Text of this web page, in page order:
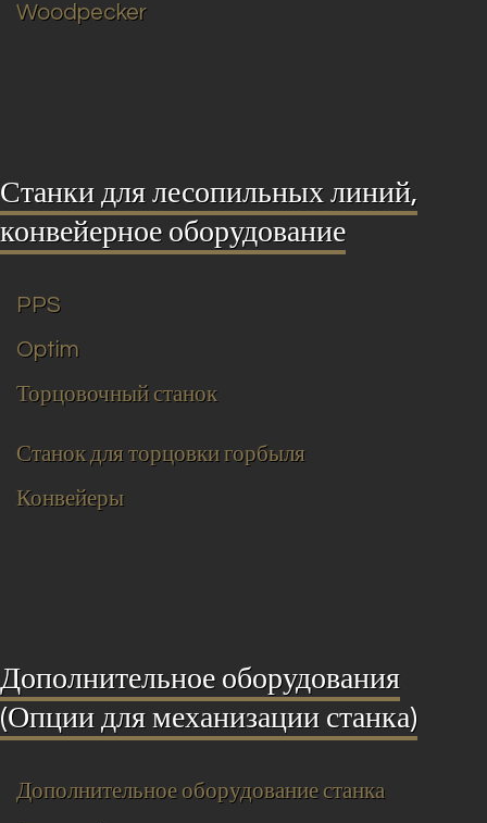
Woodpecker
Станки для лесопильных линий,
конвейерное оборудование
PPS
Optim
Торцовочный станок
Станок для торцовки горбыля
Конвейеры
Дополнительное оборудования
(Опции для механизации станка)
Дополнительное оборудование станка